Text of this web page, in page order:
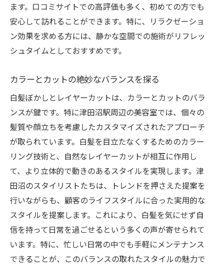
ます。口コミサイトでの高評価も多く、初めての方でも
安心して訪れることができます。特に、リラクゼーショ
ン効果を求める方には、静かな空間での施術がリフレッ
シュタイムとしておすすめです。
カラーとカットの絶妙なバランスを探る
白髪ぼかしとレイヤーカットは、カラーとカットのバラ
ンスが鍵です。特に津田沼駅周辺の美容室では、個々の
髪質や顔立ちを考慮したカスタマイズされたアプローチ
が取られています。白髪を目立たなくするためのカラー
リング技術と、自然なレイヤーカットが相互に作用し
て、より立体的で動きのあるスタイルを実現します。津
田沼のスタイリストたちは、トレンドを押さえた提案を
行いながらも、顧客のライフスタイルに合った実用的な
スタイルを提案します。これにより、白髪を気にせず自
信を持って日常を過ごせるという多くの声が寄せられて
います。特に、忙しい日常の中でも手軽にメンテナンス
できることが、このバランスの取れたスタイルの魅力で